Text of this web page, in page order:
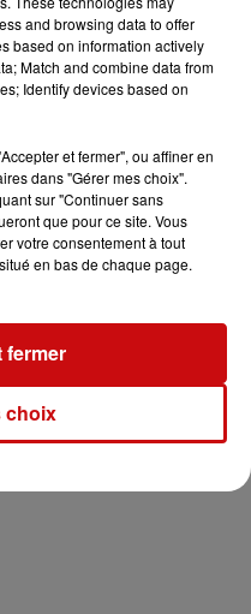
and browsing data to offer
based on information actively
Match and combine data from
Identify devices based on
et fermer", ou affiner en
dans "Gérer mes choix".
sur "Continuer sans
que pour ce site. Vous
votre consentement à tout
en bas de chaque page.
choix
fermer